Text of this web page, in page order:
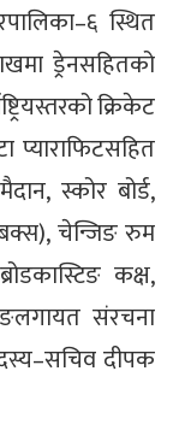
स्थित
ड्रेनसहितको
क्रिकेट
प्याराफिटसहित
स्कोर बोर्ड,
चेन्जिङ रुम
कक्ष,
संरचना
दीपक